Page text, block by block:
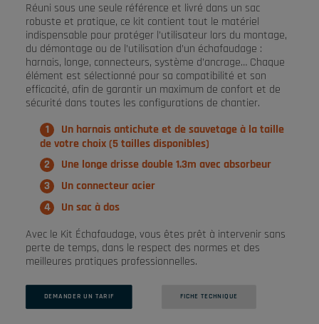
Réuni sous une seule référence et livré dans un sac
robuste et pratique, ce kit contient tout le matériel
indispensable pour protéger l’utilisateur lors du montage,
du démontage ou de l’utilisation d’un échafaudage :
harnais, longe, connecteurs, système d’ancrage… Chaque
élément est sélectionné pour sa compatibilité et son
efficacité, afin de garantir un maximum de confort et de
sécurité dans toutes les configurations de chantier.
Un harnais antichute et de sauvetage à la taille
de votre choix (5 tailles disponibles)
Une longe drisse double 1.3m avec absorbeur
Un connecteur acier
Un sac à dos
Avec le Kit Échafaudage, vous êtes prêt à intervenir sans
perte de temps, dans le respect des normes et des
meilleures pratiques professionnelles.
DEMANDER UN TARIF FICHE TECHNIQUE